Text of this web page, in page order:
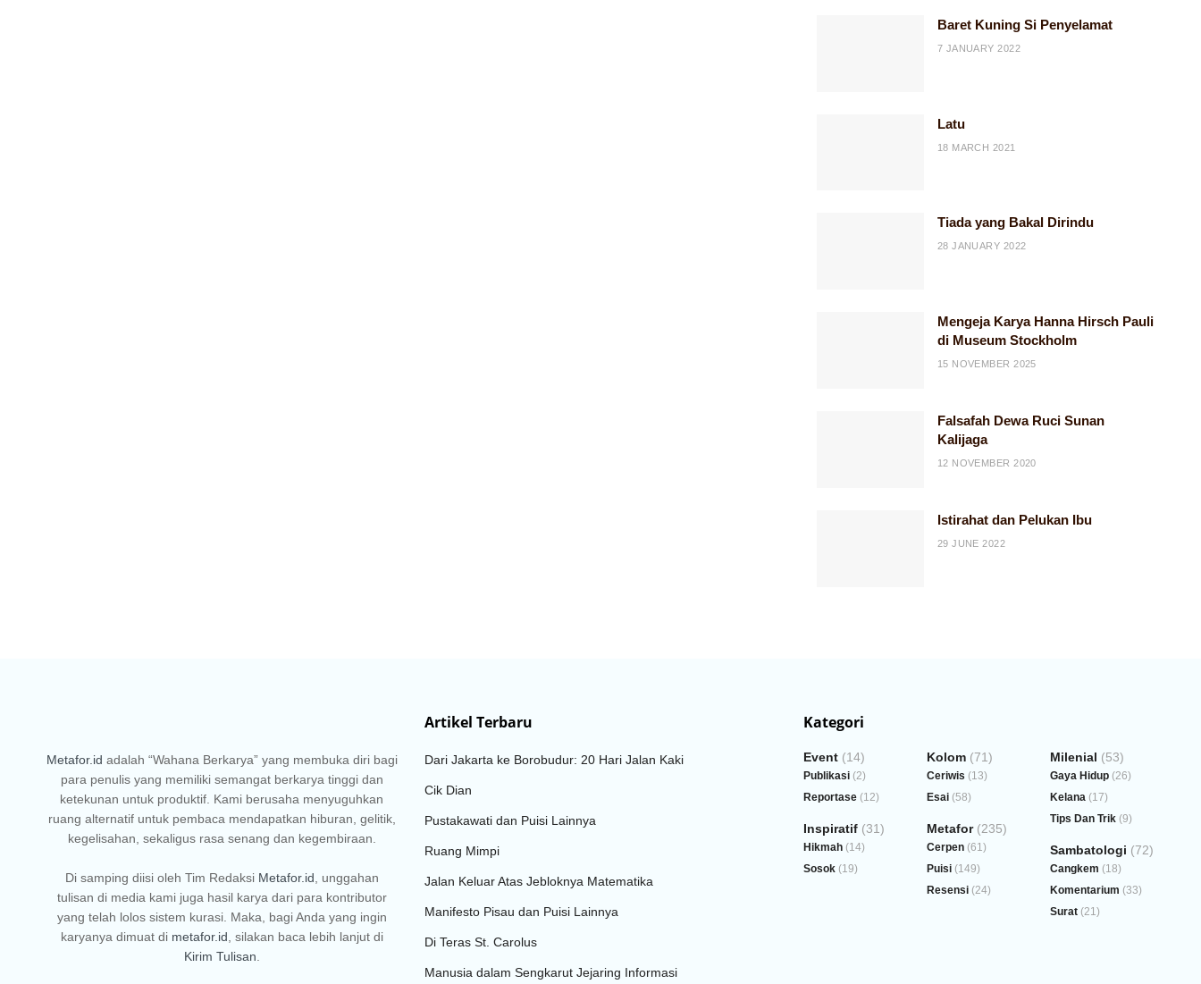
Baret Kuning Si Penyelamat
7 JANUARY 2022
Latu
18 MARCH 2021
Tiada yang Bakal Dirindu
28 JANUARY 2022
Mengeja Karya Hanna Hirsch Pauli
di Museum Stockholm
15 NOVEMBER 2025
Falsafah Dewa Ruci Sunan
Kalijaga
12 NOVEMBER 2020
Istirahat dan Pelukan Ibu
29 JUNE 2022
Metafor.id adalah “Wahana Berkarya” yang membuka diri bagi
para penulis yang memiliki semangat berkarya tinggi dan
ketekunan untuk produktif. Kami berusaha menyuguhkan
ruang alternatif untuk pembaca mendapatkan hiburan, gelitik,
kegelisahan, sekaligus rasa senang dan kegembiraan.
Di samping diisi oleh Tim Redaksi Metafor.id , unggahan
tulisan di media kami juga hasil karya dari para kontributor
yang telah lolos sistem kurasi. Maka, bagi Anda yang ingin
karyanya dimuat di metafor.id , silakan baca lebih lanjut di
Kirim Tulisan
Artikel Terbaru
Dari Jakarta ke Borobudur: 20 Hari Jalan Kaki
Cik Dian
Pustakawati dan Puisi Lainnya
Ruang Mimpi
Jalan Keluar Atas Jebloknya Matematika
Manifesto Pisau dan Puisi Lainnya
Di Teras St. Carolus
Manusia dalam Sengkarut Jejaring Informasi
Kategori
Event(14)
Publikasi(2)
Reportase(12)
Inspiratif(31)
Hikmah(14)
Sosok(19)
Kolom(71)
Ceriwis (13)
Esai(58)
Metafor(235)
Cerpen(61)
Puisi(149)
Resensi(24)
Milenial (53)
Gaya Hidup(26)
Kelana (17)
Tips Dan Trik(9)
Sambatologi (72)
Cangkem (18)
Komentarium (33)
Surat(21)